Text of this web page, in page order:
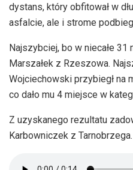
dystans, który obfitował w
asfalcie, ale i strome
Najszybciej, bo w niecałe 31
Marszałek z Rzeszowa.
Wojciechowski przybiegł na
co dało mu 4 miejsce w
Z uzyskanego rezultatu
Karbowniczek z Tarnobrzega.